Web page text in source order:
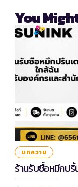
You
บทความ
ร้านรับซื้อหมึกปริ้